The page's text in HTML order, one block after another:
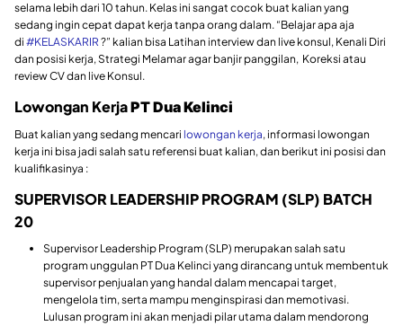
selama lebih dari 10 tahun. Kelas ini sangat cocok buat kalian yang
sedang ingin cepat dapat kerja tanpa orang dalam. “Belajar apa aja
di #KELASKARIR ?” kalian bisa Latihan interview dan live konsul, Kenali Diri
dan posisi kerja, Strategi Melamar agar banjir panggilan, Koreksi atau
review CV dan live Konsul.
Lowongan KerjaPT Dua Kelinci
Buat kalian yang sedang mencari lowongan kerja, informasi lowongan
kerja ini bisa jadi salah satu referensi buat kalian, dan berikut ini posisi dan
kualifikasinya :
SUPERVISOR LEADERSHIP PROGRAM (SLP) BATCH
20
Supervisor Leadership Program (SLP) merupakan salah satu
program unggulan PT Dua Kelinci yang dirancang untuk membentuk
supervisor penjualan yang handal dalam mencapai target,
mengelola tim, serta mampu menginspirasi dan memotivasi.
Lulusan program ini akan menjadi pilar utama dalam mendorong